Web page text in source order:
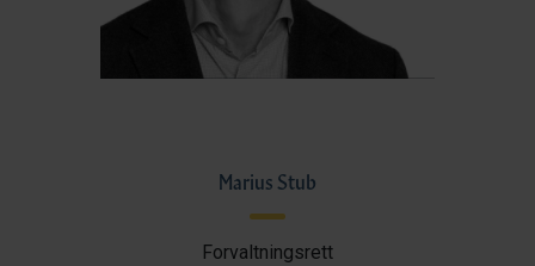
Marius Stub
Forvaltningsrett